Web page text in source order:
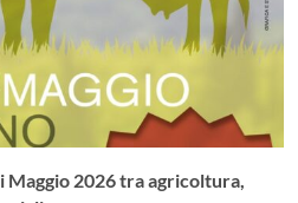
Maggio 2026 tra agricoltura,